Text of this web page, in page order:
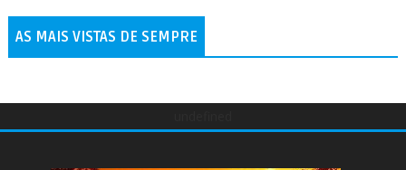
AS MAIS VISTAS DE SEMPRE